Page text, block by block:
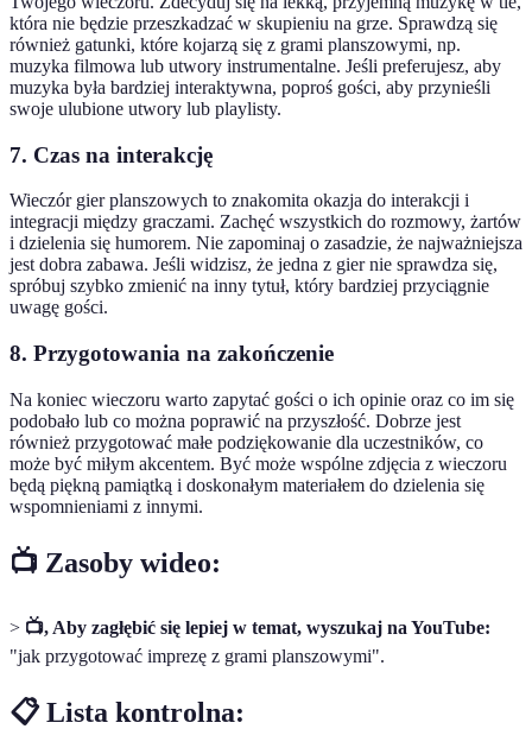
która nie będzie przeszkadzać w skupieniu na grze. Sprawdzą się
również gatunki, które kojarzą się z grami planszowymi, np.
muzyka filmowa lub utwory instrumentalne. Jeśli preferujesz, aby
muzyka była bardziej interaktywna, poproś gości, aby przynieśli
swoje ulubione utwory lub playlisty.
7. Czas na interakcję
Wieczór gier planszowych to znakomita okazja do interakcji i
integracji między graczami. Zachęć wszystkich do rozmowy, żartów
i dzielenia się humorem. Nie zapominaj o zasadzie, że najważniejsza
jest dobra zabawa. Jeśli widzisz, że jedna z gier nie sprawdza się,
spróbuj szybko zmienić na inny tytuł, który bardziej przyciągnie
uwagę gości.
8. Przygotowania na zakończenie
Na koniec wieczoru warto zapytać gości o ich opinie oraz co im się
podobało lub co można poprawić na przyszłość. Dobrze jest
również przygotować małe podziękowanie dla uczestników, co
może być miłym akcentem. Być może wspólne zdjęcia z wieczoru
będą piękną pamiątką i doskonałym materiałem do dzielenia się
wspomnieniami z innymi.
📺 Zasoby wideo:
> 📺, Aby zagłębić się lepiej w temat, wyszukaj na YouTube:
"jak przygotować imprezę z grami planszowymi".
📋 Lista kontrolna: